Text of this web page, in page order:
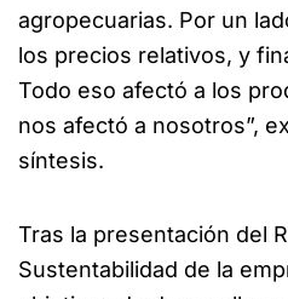
agropecuarias. Por un
los precios relativos, y
Todo eso afectó a los
nos afectó a nosotros”,
síntesis.
Tras la presentación del
Sustentabilidad de la